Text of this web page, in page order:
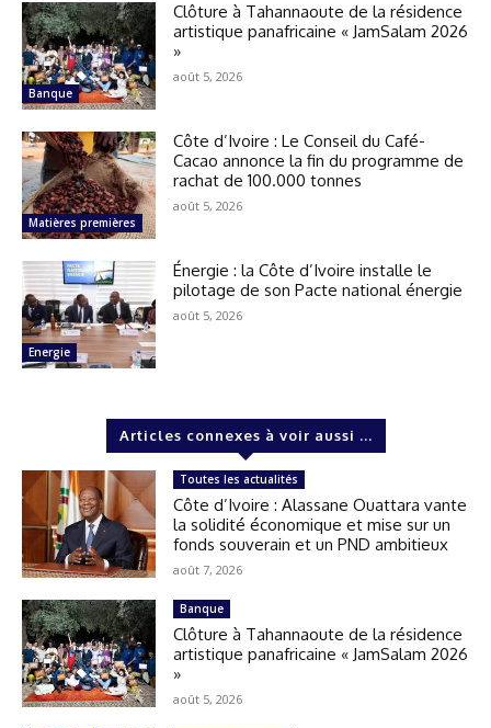
Banque
Clôture à Tahannaoute de la résidence
artistique panafricaine « JamSalam 2026
»
août 5, 2026
Matières premières
Côte d’Ivoire : Le Conseil du Café-
Cacao annonce la fin du programme de
rachat de 100.000 tonnes
août 5, 2026
Energie
Énergie : la Côte d’Ivoire installe le
pilotage de son Pacte national énergie
août 5, 2026
Articles connexes à voir aussi ...
Toutes les actualités
Côte d’Ivoire : Alassane Ouattara vante
la solidité économique et mise sur un
fonds souverain et un PND ambitieux
août 7, 2026
Banque
Clôture à Tahannaoute de la résidence
artistique panafricaine « JamSalam 2026
»
août 5, 2026